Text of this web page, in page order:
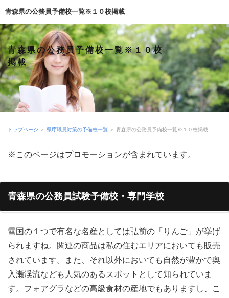
青森県の公務員予備校一覧※１０校掲載
青森県の公務員予備校一覧※１０校
掲載
トップページ ＞ 県庁職員対策の予備校一覧 ＞ 青森県の公務員予備校一覧※１０校掲載
※このページはプロモーションが含まれています。
青森県の公務員試験予備校・専門学校
雪国の１つで有名な名産としては弘前の「りんご」が挙げ
られますね。関連の商品は私の住むエリアにおいても販売
されています。また、それ以外においても自然が豊かで奥
入瀬渓流なども人気のあるスポットとして知られていま
す。フォアグラなどの高級食材の産地でもありますし、こ